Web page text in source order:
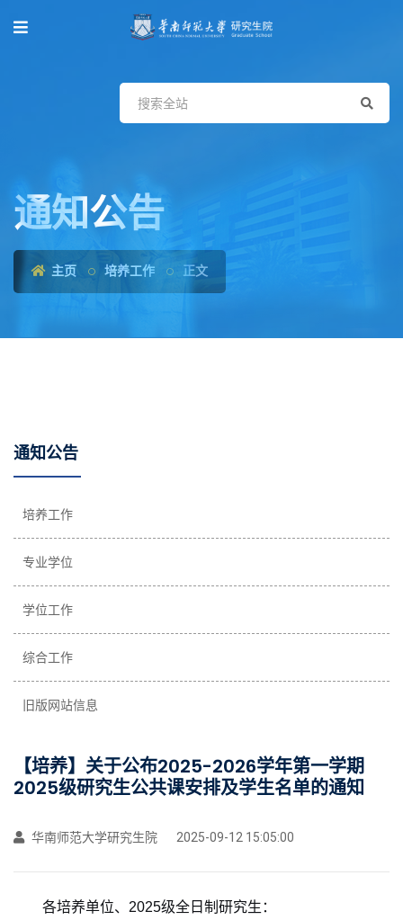
通知公告
主页 培养工作 正文
通知公告
培养工作
专业学位
学位工作
综合工作
旧版网站信息
【培养】关于公布2025-2026学年第一学期
2025级研究生公共课安排及学生名单的通知
华南师范大学研究生院 2025-09-12 15:05:00
各培养单位、2025级全日制研究生：